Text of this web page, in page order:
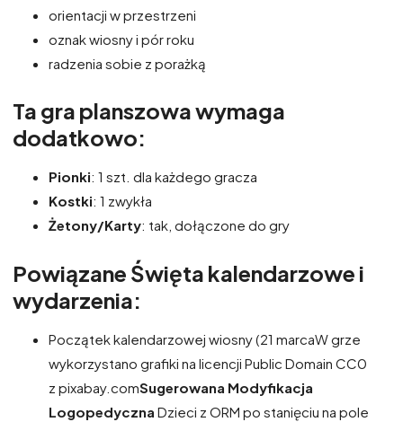
orientacji w przestrzeni
oznak wiosny i pór roku
radzenia sobie z porażką
Ta gra planszowa wymaga
dodatkowo:
Pionki: 1 szt. dla każdego gracza
Kostki: 1 zwykła
Żetony/Karty: tak, dołączone do gry
Powiązane Święta kalendarzowe i
wydarzenia:
Początek kalendarzowej wiosny (21 marcaW grze
wykorzystano grafiki na licencji Public Domain CC0
z pixabay.comSugerowana Modyfikacja
Logopedyczna Dzieci z ORM po stanięciu na pole